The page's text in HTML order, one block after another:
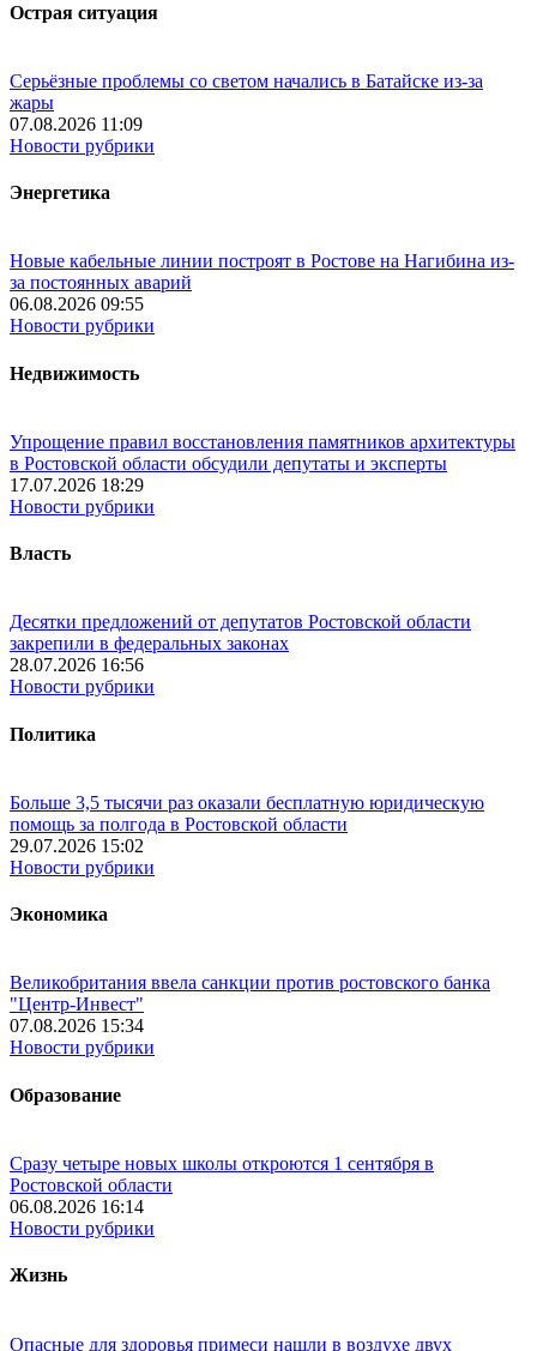
Острая ситуация
Серьёзные проблемы со светом начались в Батайске из-за
жары
07.08.2026 11:09
Новости рубрики
Энергетика
Новые кабельные линии построят в Ростове на Нагибина из-
за постоянных аварий
06.08.2026 09:55
Новости рубрики
Недвижимость
Упрощение правил восстановления памятников архитектуры
в Ростовской области обсудили депутаты и эксперты
17.07.2026 18:29
Новости рубрики
Власть
Десятки предложений от депутатов Ростовской области
закрепили в федеральных законах
28.07.2026 16:56
Новости рубрики
Политика
Больше 3,5 тысячи раз оказали бесплатную юридическую
помощь за полгода в Ростовской области
29.07.2026 15:02
Новости рубрики
Экономика
Великобритания ввела санкции против ростовского банка
"Центр-Инвест"
07.08.2026 15:34
Новости рубрики
Образование
Сразу четыре новых школы откроются 1 сентября в
Ростовской области
06.08.2026 16:14
Новости рубрики
Жизнь
Опасные для здоровья примеси нашли в воздухе двух